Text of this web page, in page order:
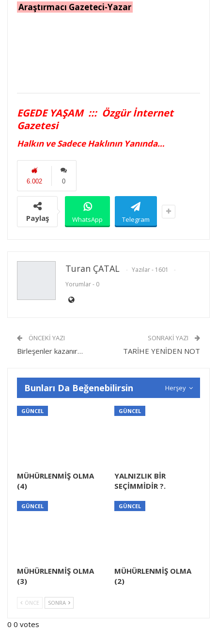
Araştırmacı Gazeteci-Yazar
EGEDE YAŞAM ::: Özgür İnternet
Gazetesi
Halkın ve Sadece Haklının Yanında…
0
6.002
Paylaş WhatsApp Telegram
Turan ÇATAL
Yazılar - 1601
Yorumlar - 0
ÖNCEKI YAZI
Birleşenler kazanır…
SONRAKI YAZI
TARİHE YENİDEN NOT
Herşey
Bunları Da Beğenebilirsin
GÜNCEL
MÜHÜRLENMİŞ OLMA
(4)
GÜNCEL
YALNIZLIK BİR
SEÇİMMİDİR ?.
GÜNCEL
MÜHÜRLENMİŞ OLMA
(3)
GÜNCEL
MÜHÜRLENMİŞ OLMA
(2)
ÖNCE SONRA
0 0 votes